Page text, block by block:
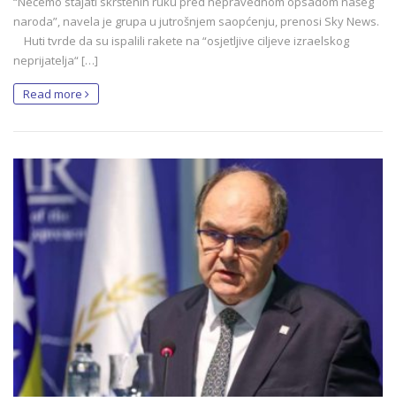
naroda”, navela je grupa u jutrošnjem saopćenju, prenosi Sky News.
Huti tvrde da su ispalili rakete na “osjetljive ciljeve izraelskog
neprijatelja“ […]
Read more